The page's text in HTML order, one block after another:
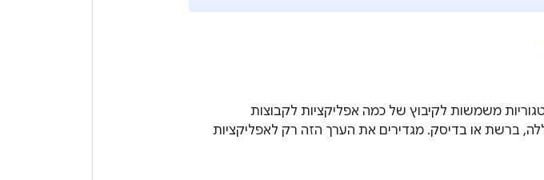
משמשות לקיבוץ של כמה אפליקציות לקבוצות
ברשת או בדיסק. מגדירים את הערך הזה רק לאפליקציות